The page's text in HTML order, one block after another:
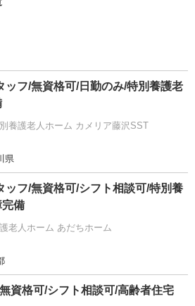
ッフ/無資格可/日勤のみ/特別養護老
養護老人ホーム カメリア藤沢SST
県
ッフ/無資格可/シフト相談可/特別養
備
老人ホーム あだちホーム
資格可/シフト相談可/高齢者住宅